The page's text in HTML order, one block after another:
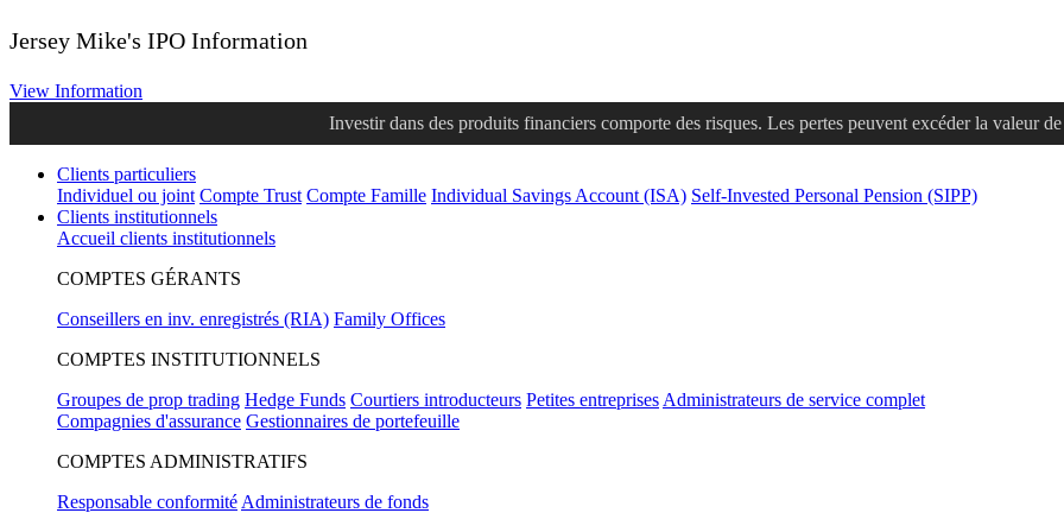
Jersey Mike's IPO Information
View Information
Investir dans des produits financiers comporte des risques. Les pertes peuvent excéder la valeur
Clients particuliers
Individuel ou joint Compte Trust Compte Famille Individual Savings Account (ISA) Self-Invested Personal Pension (SIPP)
Clients institutionnels
Accueil clients institutionnels
COMPTES GÉRANTS
Conseillers en inv. enregistrés (RIA) Family Offices
COMPTES INSTITUTIONNELS
Groupes de prop trading Hedge Funds Courtiers introducteurs Petites entreprises Administrateurs de service complet
Compagnies d'assurance Gestionnaires de portefeuille
COMPTES ADMINISTRATIFS
Responsable conformité Administrateurs de fonds